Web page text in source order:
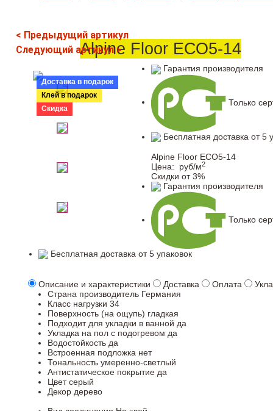
< Предыдущий артикул
Следующий артикул >Alpine Floor ЕСО5-14
Доставка в подарок
Клей в подарок
Скидка
Гарантия производителя
Только
Бесплатная доставка от 5
Alpine Floor ЕСО5-14
Цена:
руб/м2
Скидки от 3%
Гарантия производителя
Только
Бесплатная доставка от 5 упаковок
Описание и характеристики Доставка Оплата
Страна производитель Германия
Класс нагрузки 34
Поверхность (на ощупь) гладкая
Подходит для укладки в ванной да
Укладка на пол c подогревом да
Водостойкость да
Встроенная подложка нет
Тональность умеренно-светлый
Антистатическое покрытие да
Цвет серый
Декор дерево